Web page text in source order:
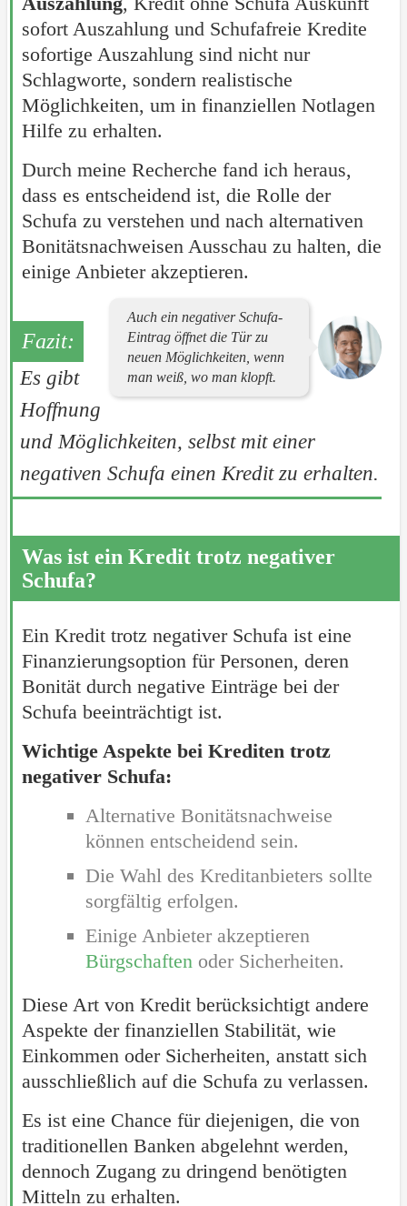
sofort Auszahlung und Schufafreie Kredite
sofortige Auszahlung sind nicht nur
Schlagworte, sondern realistische
Möglichkeiten, um in finanziellen Notlagen
Hilfe zu erhalten.
Durch meine Recherche fand ich heraus,
dass es entscheidend ist, die Rolle der
Schufa zu verstehen und nach alternativen
Bonitätsnachweisen Ausschau zu halten, die
einige Anbieter akzeptieren.
Auch ein negativer Schufa-
Eintrag öffnet die Tür zu
neuen Möglichkeiten, wenn
man weiß, wo man klopft.
Es gibt
Hoffnung
und Möglichkeiten, selbst mit einer
negativen Schufa einen Kredit zu erhalten.
Was ist ein Kredit trotz negativer
Schufa?
Ein Kredit trotz negativer Schufa ist eine
Finanzierungsoption für Personen, deren
Bonität durch negative Einträge bei der
Schufa beeinträchtigt ist.
Wichtige Aspekte bei Krediten trotz
negativer Schufa:
Alternative Bonitätsnachweise
können entscheidend sein.
Die Wahl des Kreditanbieters sollte
sorgfältig erfolgen.
Einige Anbieter akzeptieren
Bürgschaftenoder Sicherheiten.
Diese Art von Kredit berücksichtigt andere
Aspekte der finanziellen Stabilität, wie
Einkommen oder Sicherheiten, anstatt sich
ausschließlich auf die Schufa zu verlassen.
Es ist eine Chance für diejenigen, die von
traditionellen Banken abgelehnt werden,
dennoch Zugang zu dringend benötigten
Mitteln zu erhalten.